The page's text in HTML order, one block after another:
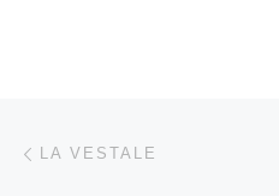
Navigazione
LA VESTALE